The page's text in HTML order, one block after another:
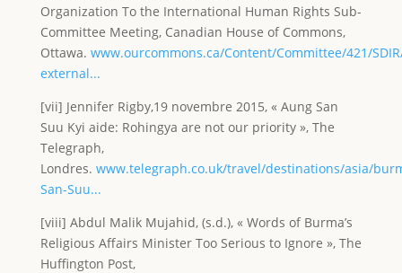
Organization To the International Human Rights Sub-
Committee Meeting, Canadian House of Commons,
Ottawa. www.ourcommons.ca/Content/Committee/421/
external...
[vii] Jennifer Rigby,19 novembre 2015, « Aung San
Suu Kyi aide: Rohingya are not our priority », The
Telegraph,
Londres. www.telegraph.co.uk/travel/destinations/asia/
San-Suu...
[viii] Abdul Malik Mujahid, (s.d.), « Words of Burma’s
Religious Affairs Minister Too Serious to Ignore », The
Huffington Post,